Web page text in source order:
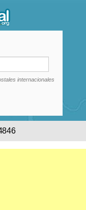
internacionales